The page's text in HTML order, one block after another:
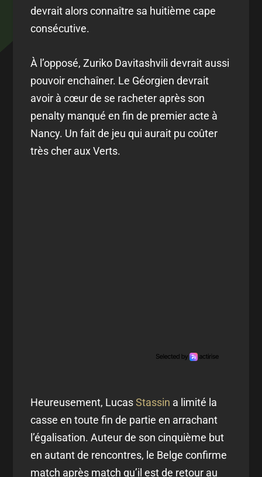
devrait alors connaître sa huitième cape
consécutive.
À l’opposé, Zuriko Davitashvili devrait aussi
pouvoir enchaîner. Le Géorgien devrait
avoir à cœur de se racheter après son
penalty manqué en fin de premier acte à
Nancy. Un fait de jeu qui aurait pu coûter
très cher aux Verts.
Heureusement, LucasStassin a limité la
casse en toute fin de partie en arrachant
l’égalisation. Auteur de son cinquième but
en autant de rencontres, le Belge confirme
match après match qu’il est de retour au